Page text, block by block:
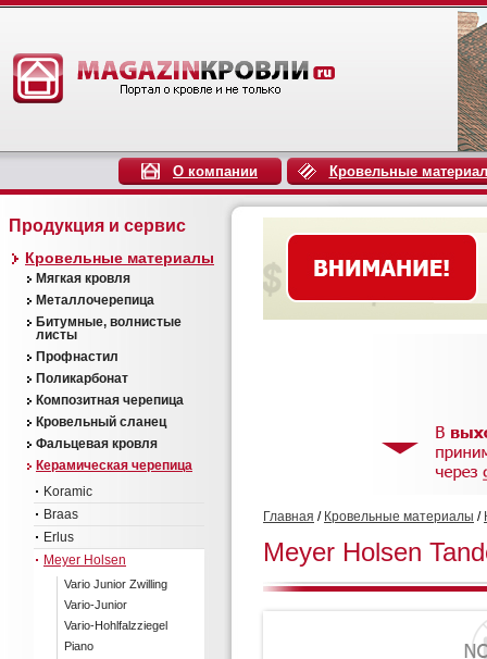
О компании Кровельные
Продукция и сервис
Кровельные материалы
Мягкая кровля
Металлочерепица
Битумные, волнистые
листы
Профнастил
Поликарбонат
Композитная черепица
Кровельный сланец
Фальцевая кровля
Керамическая черепица
Koramic
Braas
Erlus
Meyer Holsen
Vario Junior Zwilling
Vario-Junior
Vario-Hohlfalzziegel
Piano
Главная / Кровельные материалы /
Meyer Holsen